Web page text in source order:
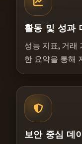
활동 및 성과
성능 지표, 거래
한 요약을 통해
보안 중심 데